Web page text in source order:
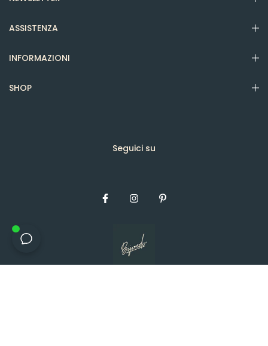
ASSISTENZA
INFORMAZIONI
SHOP
Seguici su